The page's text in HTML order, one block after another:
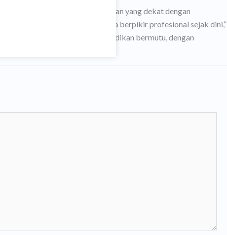
menghadirkan pembelajaran yang dekat dengan
tetapi juga membangun cara berpikir profesional sejak dini,”
serta poin keempat pendidikan bermutu, dengan